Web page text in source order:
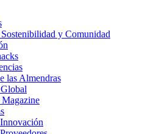
y Comunidad
las Almendras